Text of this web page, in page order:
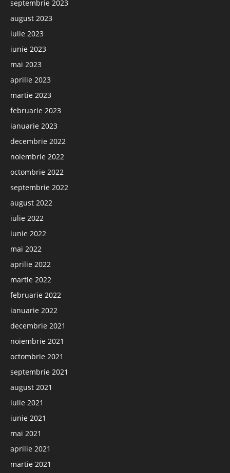
septembrie 2023
august 2023
iulie 2023
iunie 2023
mai 2023
aprilie 2023
martie 2023
februarie 2023
ianuarie 2023
decembrie 2022
noiembrie 2022
octombrie 2022
septembrie 2022
august 2022
iulie 2022
iunie 2022
mai 2022
aprilie 2022
martie 2022
februarie 2022
ianuarie 2022
decembrie 2021
noiembrie 2021
octombrie 2021
septembrie 2021
august 2021
iulie 2021
iunie 2021
mai 2021
aprilie 2021
martie 2021